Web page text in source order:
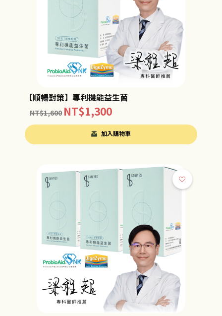
【順暢對策】專利機能益生菌
NT$1,600 NT$1,300
加入購物車